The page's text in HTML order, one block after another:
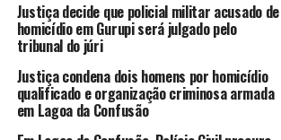
Justiça decide que policial militar acusado de
homicídio em Gurupi será julgado pelo
tribunal do júri
Justiça condena dois homens por homicídio
qualificado e organização criminosa armada
em Lagoa da Confusão